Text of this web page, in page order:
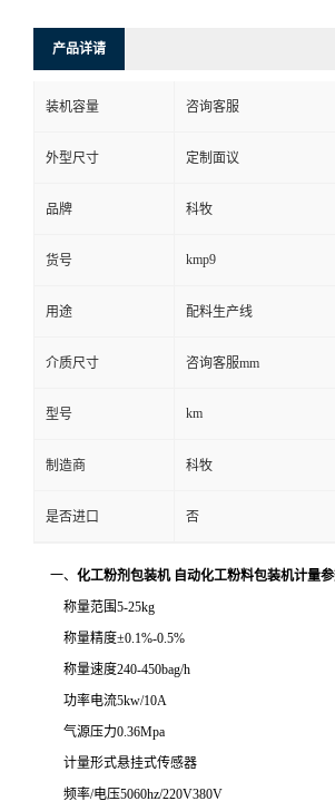
产品详请
装机容量 咨询客服
外型尺寸 定制面议
品牌 科牧
货号 kmp9
用途 配料生产线
介质尺寸 咨询客服mm
型号 km
制造商 科牧
是否进口 否
一、 化工粉剂包装机 自动化工粉料包装机计量参
称量范围5-25kg
称量精度±0.1%-0.5%
称量速度240-450bag/h
功率电流5kw/10A
气源压力0.36Mpa
计量形式悬挂式传感器
频率/电压5060hz/220V380V